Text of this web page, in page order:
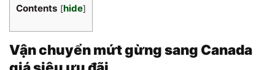
Contents [hide]
Vận chuyển mứt gừng sang Canada